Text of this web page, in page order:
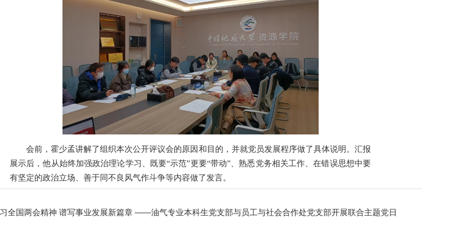
会前，霍少孟讲解了组织本次公开评议会的原因和目的，并就党员发展程序做了具体说明。汇报
展示后，他从始终加强政治理论学习、既要“示范”更要“带动”、熟悉党务相关工作、在错误思想中要
有坚定的政治立场、善于同不良风气作斗争等内容做了发言。
全国两会精神 谱写事业发展新篇章 ——油气专业本科生党支部与员工与社会合作处党支部开展联合主题党日